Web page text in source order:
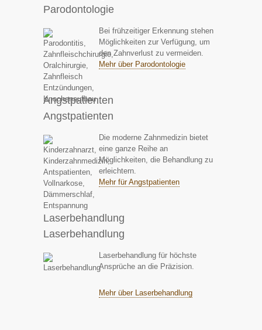
Parodontologie
Bei frühzeitiger Erkennung stehen
Möglichkeiten zur Verfügung, um
den Zahnverlust zu vermeiden.
Mehr über Parodontologie
Angstpatienten
Angstpatienten
Die moderne Zahnmedizin bietet
eine ganze Reihe an
Möglichkeiten, die Behandlung zu
erleichtern.
Mehr für Angstpatienten
Laserbehandlung
Laserbehandlung
Laserbehandlung für höchste
Ansprüche an die Präzision.
Mehr über Laserbehandlung